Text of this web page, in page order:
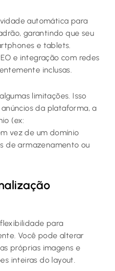
automática para
garantindo que seu
e tablets.
e integração com redes
inclusas.
limitações. Isso
da plataforma, a
(ex:
vez de um domínio
de armazenamento ou
para
Você pode alterar
próprias imagens e
inteiras do layout.